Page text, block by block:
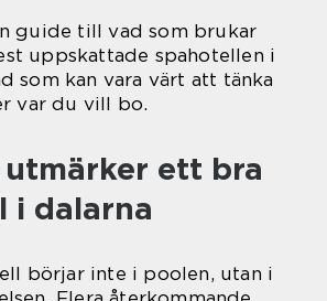
guide till vad som brukar
uppskattade spahotellen i
som kan vara värt att tänka
var du vill bo.
utmärker ett bra
i dalarna
börjar inte i poolen, utan i